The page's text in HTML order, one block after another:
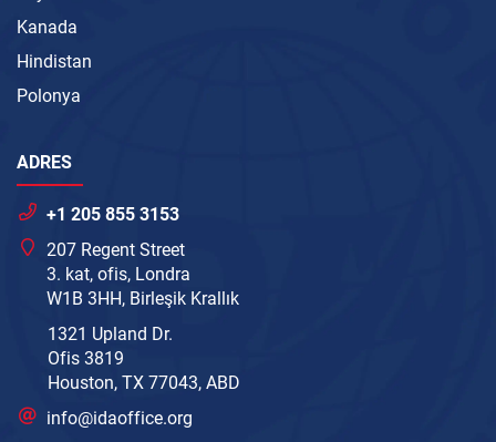
Kanada
Hindistan
Polonya
ADRES
+1 205 855 3153
207 Regent Street
3. kat, ofis, Londra
W1B 3HH, Birleşik Krallık
1321 Upland Dr.
Ofis 3819
Houston, TX 77043, ABD
info@idaoffice.org